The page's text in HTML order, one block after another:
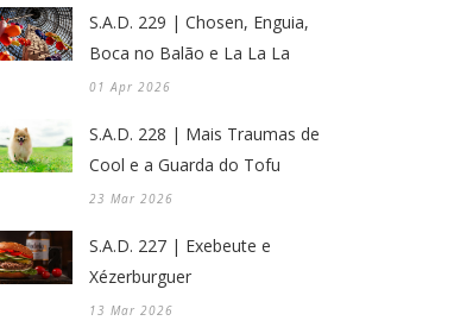
S.A.D. 229 | Chosen, Enguia,
Boca no Balão e La La La
01 Apr 2026
S.A.D. 228 | Mais Traumas de
Cool e a Guarda do Tofu
23 Mar 2026
S.A.D. 227 | Exebeute e
Xézerburguer
13 Mar 2026